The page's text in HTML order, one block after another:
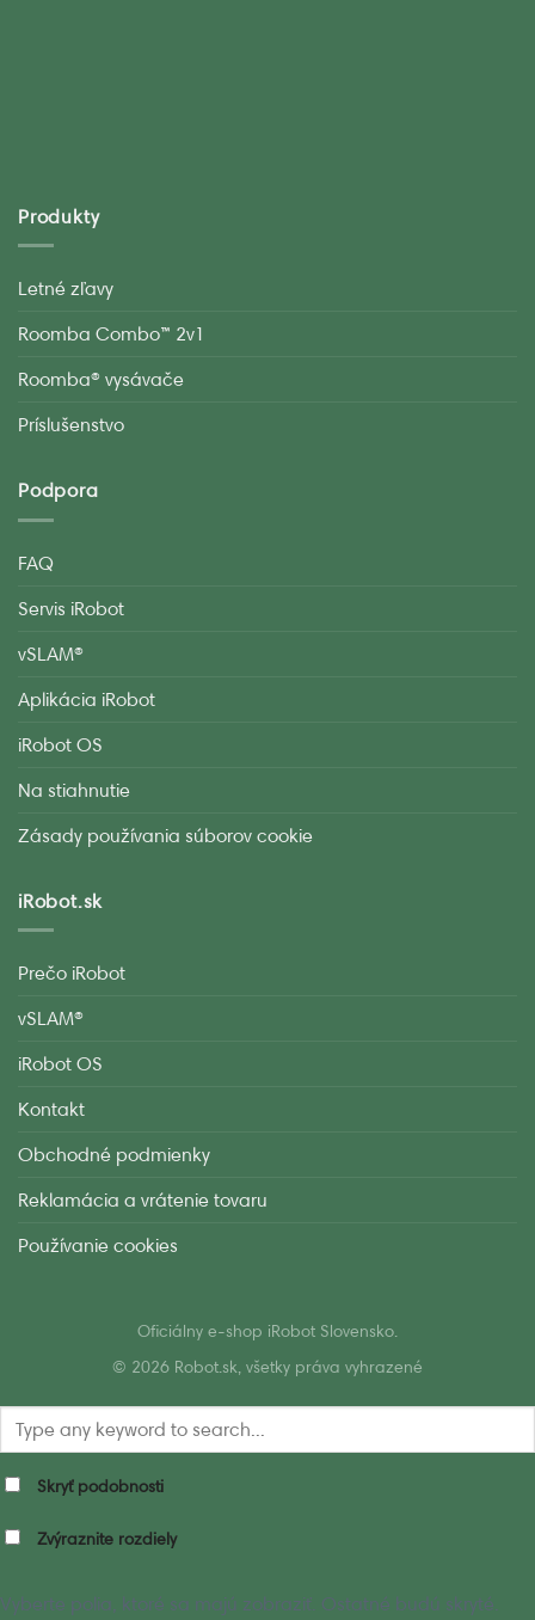
Produkty
Letné zľavy
Roomba Combo™ 2v1
Roomba® vysávače
Príslušenstvo
Podpora
FAQ
Servis iRobot
vSLAM®
Aplikácia iRobot
iRobot OS
Na stiahnutie
Zásady používania súborov cookie
iRobot.sk
Prečo iRobot
vSLAM®
iRobot OS
Kontakt
Obchodné podmienky
Reklamácia a vrátenie tovaru
Používanie cookies
Oficiálny e-shop iRobot Slovensko.
© 2026 Robot.sk, všetky práva vyhrazené
Skryť podobnosti
Zvýraznite rozdiely
Vyberte polia, ktoré sa majú zobraziť. Ostatné budú skryté.